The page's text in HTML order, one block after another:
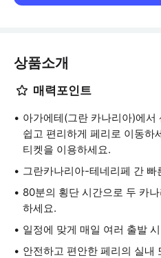
상품소개
매력포인트
아가에테(그란 카나리아)에서
쉽고 편리하게 페리로 이동하
티켓을 이용하세요.
그란카나리아-테네리페 간 빠
80분의 횡단 시간으로 두 카
하세요.
일정에 맞게 매일 여러 출발
안전하고 편안한 페리의 실내